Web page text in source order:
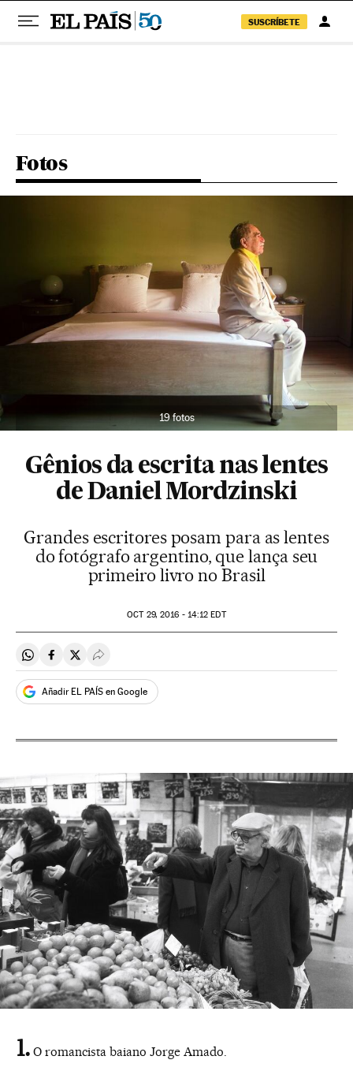
SUSCRÍBETE
Fotos
19 fotos
Gênios da escrita nas lentes
de Daniel Mordzinski
Grandes escritores posam para as lentes
do fotógrafo argentino, que lança seu
primeiro livro no Brasil
OCT29, 2016 - 14:12 EDT
Compartir en Whatsapp
Compartir en Facebook
Compartir en Twitter
Desplegar Redes Sociales
Añadir EL PAÍS en Google
O romancista baiano Jorge Amado.